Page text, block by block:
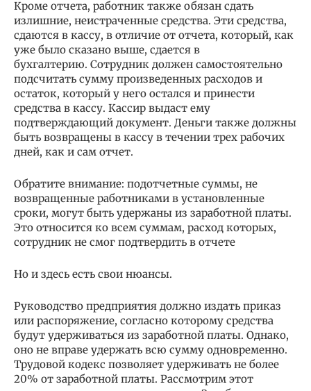
Кроме отчета, работник также обязан сдать
излишние, неистраченные средства. Эти средства,
сдаются в кассу, в отличие от отчета, который, как
уже было сказано выше, сдается в
бухгалтерию. Сотрудник должен самостоятельно
подсчитать сумму произведенных расходов и
остаток, который у него остался и принести
средства в кассу. Кассир выдаст ему
подтверждающий документ. Деньги также должны
быть возвращены в кассу в течении трех рабочих
дней, как и сам отчет.
Обратите внимание: подотчетные суммы, не
возвращенные работниками в установленные
сроки, могут быть удержаны из заработной платы.
Это относится ко всем суммам, расход которых,
сотрудник не смог подтвердить в отчете
Но и здесь есть свои нюансы.
Руководство предприятия должно издать приказ
или распоряжение, согласно которому средства
будут удерживаться из заработной платы. Однако,
оно не вправе удержать всю сумму одновременно.
Трудовой кодекс позволяет удерживать не более
20% от заработной платы. Рассмотрим этот